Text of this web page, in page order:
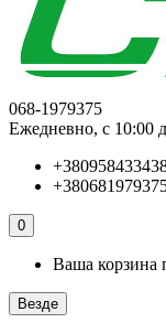
068-1979375
Ежедневно, с 10:00
0
Ваша корзина
Везде